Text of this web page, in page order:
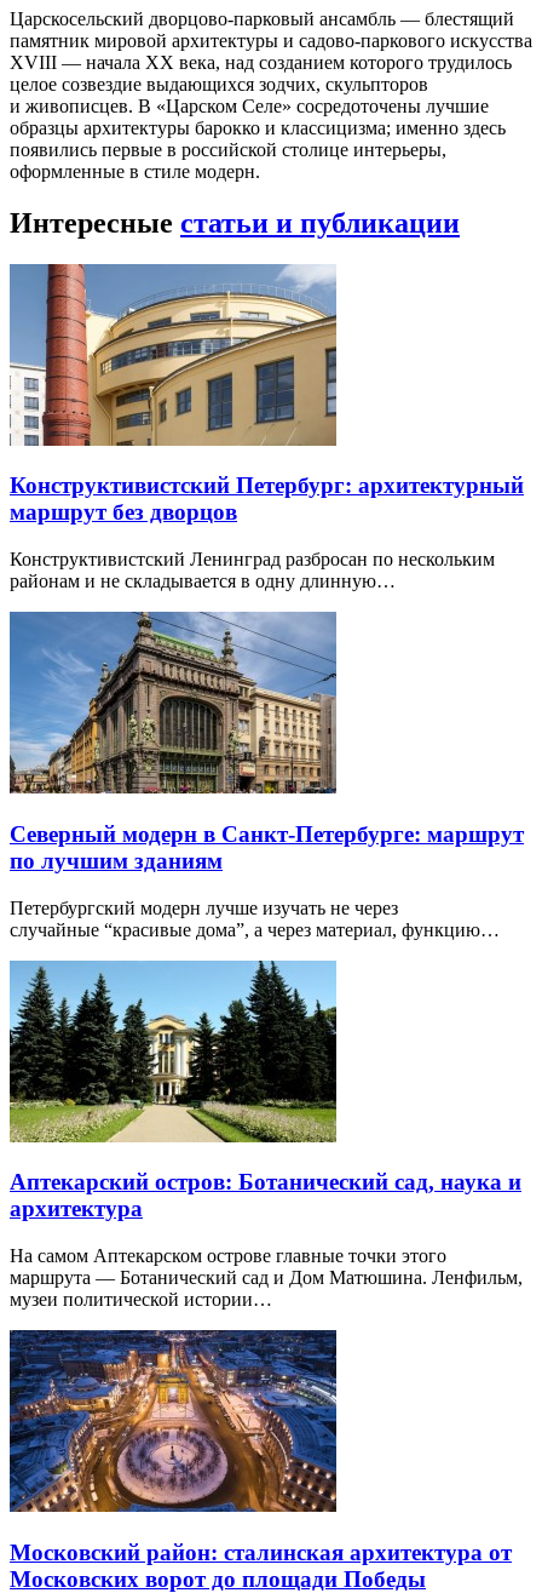
Царскосельский дворцово-парковый ансамбль — блестящий
памятник мировой архитектуры и садово-паркового искусства
XVIII — начала XX века, над созданием которого трудилось
целое созвездие выдающихся зодчих, скульпторов
и живописцев. В «Царском Селе» сосредоточены лучшие
образцы архитектуры барокко и классицизма; именно здесь
появились первые в российской столице интерьеры,
оформленные в стиле модерн.
Интересные статьи и публикации
Конструктивистский Петербург: архитектурный
маршрут без дворцов
Конструктивистский Ленинград разбросан по нескольким
районам и не складывается в одну длинную…
Северный модерн в Санкт-Петербурге: маршрут
по лучшим зданиям
Петербургский модерн лучше изучать не через
случайные “красивые дома”, а через материал, функцию…
Аптекарский остров: Ботанический сад, наука и
архитектура
На самом Аптекарском острове главные точки этого
маршрута — Ботанический сад и Дом Матюшина. Ленфильм,
музеи политической истории…
Московский район: сталинская архитектура от
Московских ворот до площади Победы